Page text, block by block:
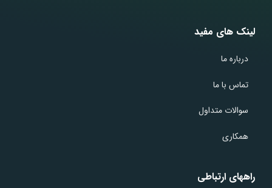
لینک های مفید
درباره ما
تماس با ما
سوالات متداول
همکاری
راههای ارتباطی